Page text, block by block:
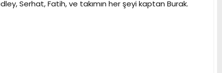
Serhat, Fatih, ve takımın her şeyi kaptan Burak.